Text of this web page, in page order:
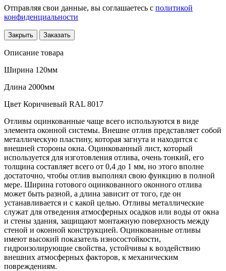
Отправляя свои данные, вы соглашаетесь с политикой
конфиденциальности
Закрыть Заказать
Описание товара
Ширина 120мм
Длина 2000мм
Цвет Коричневый RAL 8017
Отливы оцинкованные чаще всего используются в виде
элемента оконной системы. Внешне отлив представляет собой
металлическую пластину, которая загнута и находится с
внешней стороны окна. Оцинкованный лист, который
используется для изготовления отлива, очень тонкий, его
толщина составляет всего от 0,4 до 1 мм, но этого вполне
достаточно, чтобы отлив выполнял свою функцию в полной
мере. Ширина готового оцинкованного оконного отлива
может быть разной, а длина зависит от того, где он
устанавливается и с какой целью. Отливы металлические
служат для отведения атмосферных осадков или воды от окна
и стены здания, защищают монтажную поверхность между
стеной и оконной конструкцией. Оцинкованные отливы
имеют высокий показатель износостойкости,
гидроизолирующие свойства, устойчивы к воздействию
внешних атмосферных факторов, к механическим
повреждениям.